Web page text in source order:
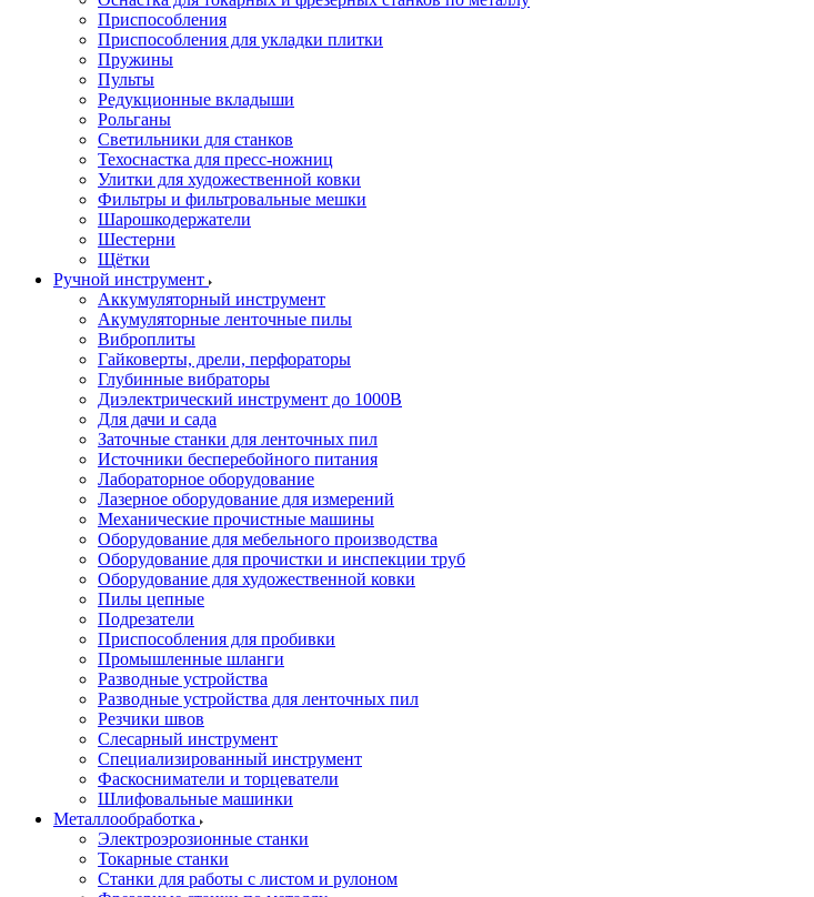
Приспособления
Приспособления для укладки плитки
Пружины
Пульты
Редукционные вкладыши
Рольганы
Светильники для станков
Техоснастка для пресс-ножниц
Улитки для художественной ковки
Фильтры и фильтровальные мешки
Шарошкодержатели
Шестерни
Щётки
Ручной инструмент
Аккумуляторный инструмент
Акумуляторные ленточные пилы
Виброплиты
Гайковерты, дрели, перфораторы
Глубинные вибраторы
Диэлектрический инструмент до 1000В
Для дачи и сада
Заточные станки для ленточных пил
Источники бесперебойного питания
Лабораторное оборудование
Лазерное оборудование для измерений
Механические прочистные машины
Оборудование для мебельного производства
Оборудование для прочистки и инспекции труб
Оборудование для художественной ковки
Пилы цепные
Подрезатели
Приспособления для пробивки
Промышленные шланги
Разводные устройства
Разводные устройства для ленточных пил
Резчики швов
Слесарный инструмент
Специализированный инструмент
Фаскосниматели и торцеватели
Шлифовальные машинки
Металлообработка
Электроэрозионные станки
Токарные станки
Станки для работы с листом и рулоном